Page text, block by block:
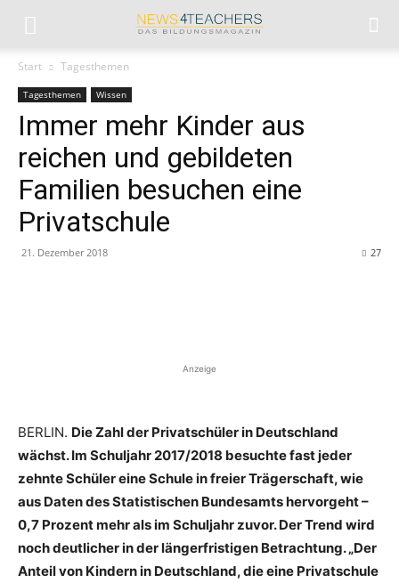
Start Tagesthemen
Tagesthemen Wissen
Immer mehr Kinder aus
reichen und gebildeten
Familien besuchen eine
Privatschule
21. Dezember 2018 27
Anzeige
BERLIN. Die Zahl der Privatschüler in Deutschland
wächst. Im Schuljahr 2017/2018 besuchte fast jeder
zehnte Schüler eine Schule in freier Trägerschaft, wie
aus Daten des Statistischen Bundesamts hervorgeht –
0,7 Prozent mehr als im Schuljahr zuvor. Der Trend wird
noch deutlicher in der längerfristigen Betrachtung. „Der
Anteil von Kindern in Deutschland, die eine Privatschule